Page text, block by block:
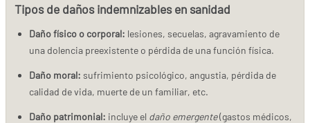
Tipos de daños indemnizables en sanidad
Daño físico o corporal: lesiones, secuelas, agravamiento de
una dolencia preexistente o pérdida de una función física.
Daño moral: sufrimiento psicológico, angustia, pérdida de
calidad de vida, muerte de un familiar, etc.
Daño patrimonial: incluye el daño emergente(gastos médicos,